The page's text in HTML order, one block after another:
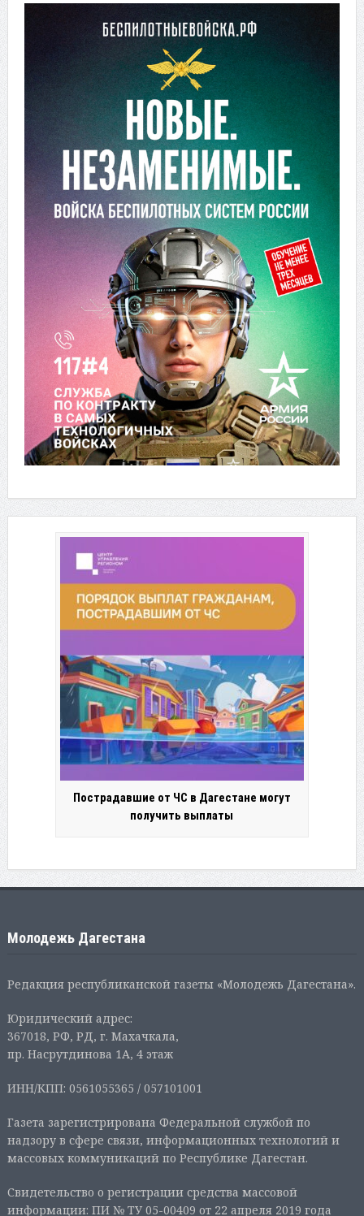
Пострадавшие от ЧС в Дагестане могут
получить выплаты
Молодежь Дагестана
Редакция республиканской газеты «Молодежь Дагестана».
Юридический адрес:
367018, РФ, РД, г. Махачкала,
пр. Насрутдинова 1А, 4 этаж
ИНН/КПП: 0561055365 / 057101001
Газета зарегистрирована Федеральной службой по
надзору в сфере связи, информационных технологий и
массовых коммуникаций по Республике Дагестан.
Свидетельство о регистрации средства массовой
информации: ПИ № ТУ 05-00409 от 22 апреля 2019 года